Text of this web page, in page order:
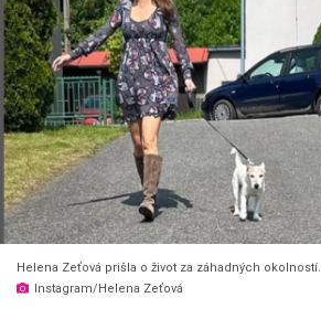
Helena Zeťová prišla o život za záhadných okolností.
Instagram/Helena Zeťová